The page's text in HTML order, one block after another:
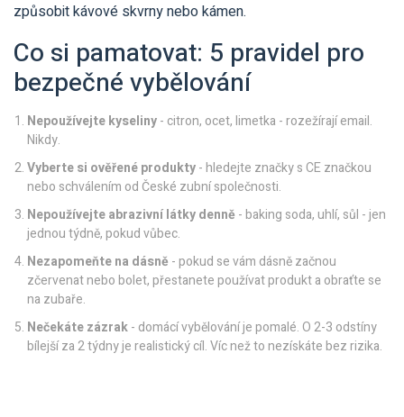
způsobit kávové skvrny nebo kámen.
Co si pamatovat: 5 pravidel pro
bezpečné vybělování
Nepoužívejte kyseliny- citron, ocet, limetka - rozežírají email.
Nikdy.
Vyberte si ověřené produkty- hledejte značky s CE značkou
nebo schválením od České zubní společnosti.
Nepoužívejte abrazivní látky denně - baking soda, uhlí, sůl - jen
jednou týdně, pokud vůbec.
Nezapomeňte na dásně - pokud se vám dásně začnou
zčervenat nebo bolet, přestanete používat produkt a obraťte se
na zubaře.
Nečekáte zázrak- domácí vybělování je pomalé. O 2-3 odstíny
bílejší za 2 týdny je realistický cíl. Víc než to nezískáte bez rizika.